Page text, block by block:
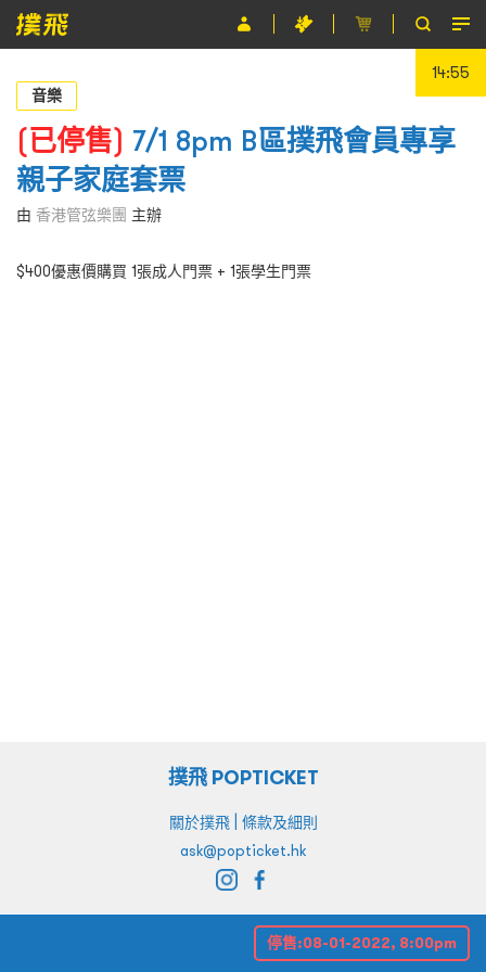
節目
主辦單位
關於撲飛
條款及細則
EN
14:55
音樂
(已停售) 7/1 8pm B區撲飛會員專享
親子家庭套票
由 香港管弦樂團 主辦
$400優惠價購買 1張成人門票 + 1張學生門票
停售:08-01-2022, 8:00pm
撲飛 POPTICKET
關於撲飛| 條款及細則
ask@popticket.hk